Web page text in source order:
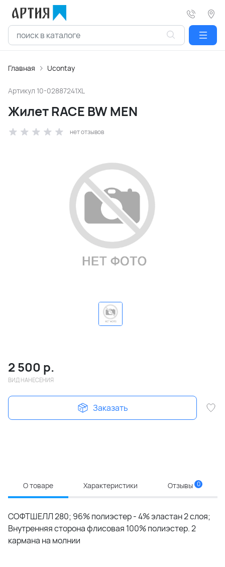
Главная Ucontay
Артикул 10-02887241XL
Жилет RACE BW MEN
нет отзывов
2 500 р.
ВИД НАНЕСЕНИЯ
Заказать
О товаре Характеристики Отзывы 0
СОФТШЕЛЛ 280; 96% полиэстер - 4% эластан 2 слоя;
Внутренняя сторона флисовая 100% полиэстер. 2
кармана на молнии